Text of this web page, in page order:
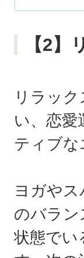
【2
リラッ
い、恋
ティブな
ヨガや
のバラン
状態でい